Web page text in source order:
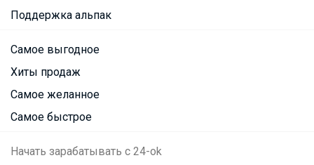
Поддержка альпак
Самое выгодное
Хиты продаж
Самое желанное
Самое быстрое
Начать зарабатывать с 24-ok